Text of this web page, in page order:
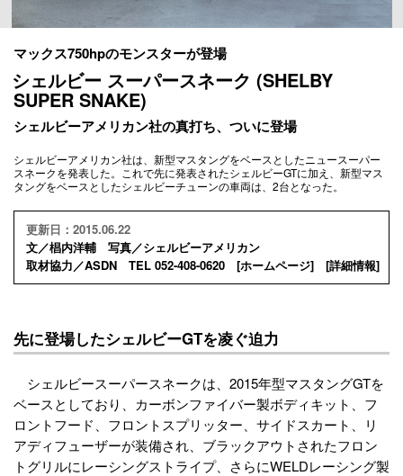
マックス750hpのモンスターが登場
シェルビー スーパースネーク (SHELBY
SUPER SNAKE)
シェルビーアメリカン社の真打ち、ついに登場
シェルビーアメリカン社は、新型マスタングをベースとしたニュースーパー
スネークを発表した。これで先に発表されたシェルビーGTに加え、新型マス
タングをベースとしたシェルビーチューンの車両は、2台となった。
更新日：2015.06.22
文／椙内洋輔 写真／シェルビーアメリカン
取材協力／ASDN TEL 052-408-0620 [ホームページ] [詳細情報]
先に登場したシェルビーGTを凌ぐ迫力
シェルビースーパースネークは、2015年型マスタングGTを
ベースとしており、カーボンファイバー製ボディキット、フ
ロントフード、フロントスプリッター、サイドスカート、リ
アディフューザーが装備され、ブラックアウトされたフロン
トグリルにレーシングストライプ、さらにWELDレーシング製